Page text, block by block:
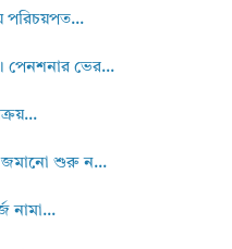
পরিচয়পত...
পেনশনার ভের...
জমানো শুরু ন...
নামা...